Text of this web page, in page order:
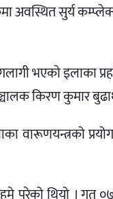
अवस्थित सुर्य
भएकाे इलाका
किरण कुमार
वारूणयन्त्रको